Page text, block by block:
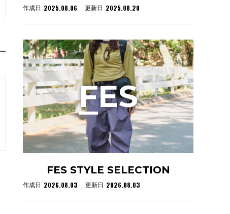
作成日 2025.08.06 更新日 2025.08.20
FES STYLE SELECTION
作成日 2026.08.03 更新日 2026.08.03
FES